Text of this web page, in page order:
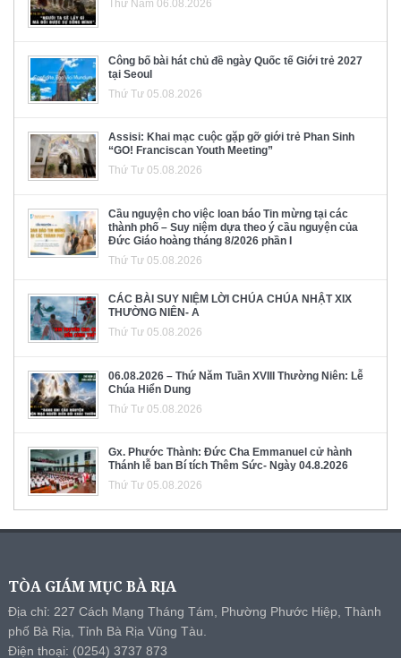
Thứ Năm 06.08.2026
Công bố bài hát chủ đề ngày Quốc tế Giới trẻ 2027
tại Seoul
Thứ Tư 05.08.2026
Assisi: Khai mạc cuộc gặp gỡ giới trẻ Phan Sinh
“GO! Franciscan Youth Meeting”
Thứ Tư 05.08.2026
Cầu nguyện cho việc loan báo Tin mừng tại các
thành phố – Suy niệm dựa theo ý cầu nguyện của
Đức Giáo hoàng tháng 8/2026 phần I
Thứ Tư 05.08.2026
CÁC BÀI SUY NIỆM LỜI CHÚA CHÚA NHẬT XIX
THƯỜNG NIÊN- A
Thứ Tư 05.08.2026
06.08.2026 – Thứ Năm Tuần XVIII Thường Niên: Lễ
Chúa Hiển Dung
Thứ Tư 05.08.2026
Gx. Phước Thành: Đức Cha Emmanuel cử hành
Thánh lễ ban Bí tích Thêm Sức- Ngày 04.8.2026
Thứ Tư 05.08.2026
TÒA GIÁM MỤC BÀ RỊA
Địa chỉ: 227 Cách Mạng Tháng Tám, Phường Phước Hiệp, Thành
phố Bà Rịa, Tỉnh Bà Rịa Vũng Tàu.
Điện thoại: (0254) 3737 873